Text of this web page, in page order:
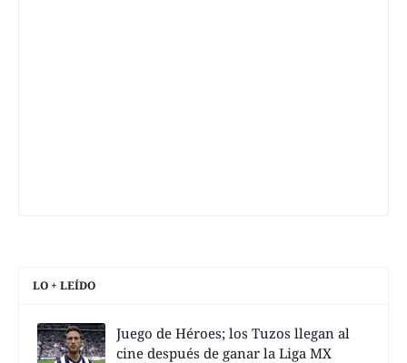
LO + LEÍDO
Juego de Héroes; los Tuzos llegan al
cine después de ganar la Liga MX